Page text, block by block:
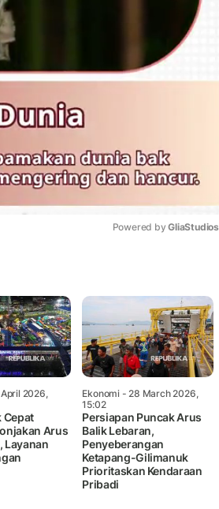
Powered by GliaStudios
2026,
Cepat
Arus
Layanan
Ekonomi- 28 March 2026,
15:02
Persiapan Puncak Arus
Balik Lebaran,
Penyeberangan
Ketapang-Gilimanuk
Prioritaskan Kendaraan
Pribadi